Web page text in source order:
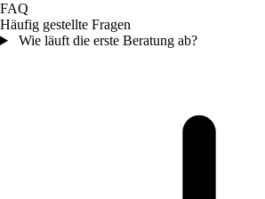
FAQ
Häufig gestellte Fragen
Wie läuft die erste Beratung ab?